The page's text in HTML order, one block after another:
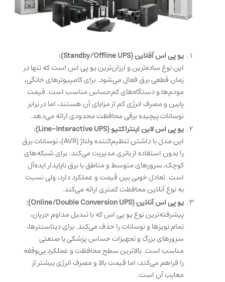
یو پی اس آفلاین (Standby/Offline UPS):
این نوع ساده‌ترین و ارزان‌ترین یو پی اس است که تنها در
زمان قطعی برق فعال می‌شود. برای کامپیوترهای خانگی،
مودم‌ها و دستگاه‌های کم‌حساس مناسب است. قیمت
پایین و مصرف انرژی کم از مزایای آن هستند، اما در برابر
نوسانات پیچیده برقی محافظت محدودی ارائه می‌دهد.
یو پی اس لاین اینتراکتیو (Line-Interactive UPS):
این مدل با داشتن تنظیم‌کننده ولتاژ (AVR)، نوسانات برق
را بدون استفاده از باتری مدیریت می‌کند. برای شبکه‌های
کوچک، سرورهای متوسط و مناطق با برق ناپایدار ایده‌آل
است. تعادل خوبی بین قیمت و عملکرد دارد، ولی نسبت
به نوع آنلاین محافظت کمتری ارائه می‌کند.
یو پی اس آنلاین (Online/Double Conversion UPS):
پیشرفته‌ترین نوع یو پی اس که با تبدیل مداوم جریان،
تمام نویزها و نوسانات را حذف می‌کند. برای دیتاسنترها،
سرورهای بزرگ و تجهیزات حساس پزشکی یا صنعتی
مناسب است. بالاترین سطح محافظت و عملکرد بی‌وقفه
را فراهم می‌کند، اما قیمت بالا و مصرف انرژی بیشتر از
معایب آن است.